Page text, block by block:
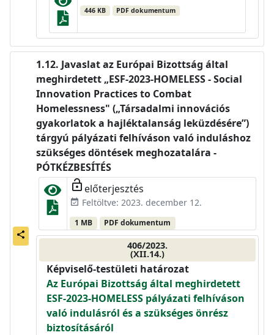
446 KB PDF dokumentum
share
Javaslat az Európai Bizottság által
meghirdetett „ESF-2023-HOMELESS - Social
Innovation Practices to Combat
Homelessness" („Társadalmi innovációs
gyakorlatok a hajléktalanság leküzdésére”)
tárgyú pályázati felhíváson való induláshoz
szükséges döntések meghozatalára -
PÓTKÉZBESÍTÉS
lock_open előterjesztés
event_available Feltöltve: 2023. december 12.
1 MB PDF dokumentum
406/2023.
(XII.14.)
Képviselő-testületi határozat
Az Európai Bizottság által meghirdetett
ESF-2023-HOMELESS pályázati felhíváson
való indulásról és a szükséges önrész
biztosításáról